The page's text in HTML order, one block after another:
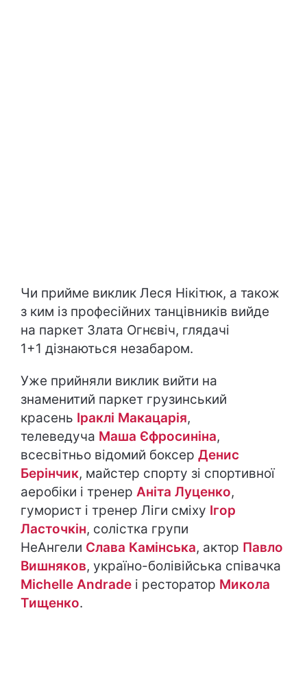
Чи прийме виклик Леся Нікітюк, а також
з ким із професійних танцівників вийде
на паркет Злата Огнєвіч, глядачі
1+1 дізнаються незабаром.
Уже прийняли виклик вийти на
знаменитий паркет грузинський
красень Іраклі Макацарія,
телеведуча Маша Єфросиніна,
всесвітньо відомий боксер Денис
Берінчик, майстер спорту зі спортивної
аеробіки і тренер Аніта Луценко,
гуморист і тренер Ліги сміху Ігор
Ласточкін, солістка групи
НеАнгели Слава Камінська, актор Павло
Вишняков, україно-болівійська співачка
Michelle Andrade і ресторатор Микола
Тищенко.